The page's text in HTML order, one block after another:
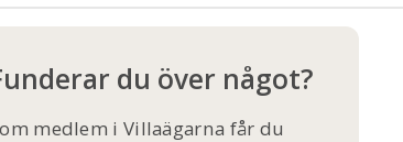
du över något?
medlem i Villaägarna får du